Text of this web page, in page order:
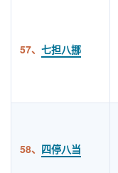
57、 七担八挪
58、 四停八当